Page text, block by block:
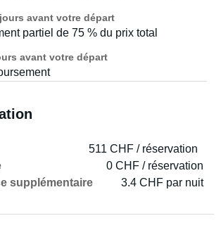
avant votre départ
partiel de 75 % du prix total
avant votre départ
511 CHF / réservation
0 CHF / réservation
supplémentaire
3.4 CHF par nuit